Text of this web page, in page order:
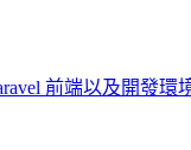
前端以及開發環